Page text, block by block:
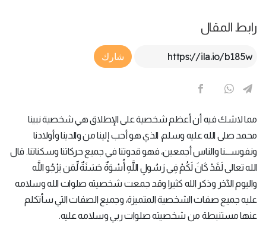
رابط المقال
Article Link
شارك
مما لاشك فيه أن أعظم شخصية على الإطلاق هي شخصية نبينا
محمد صلى الله عليه وسلم، الذي هو أحب إلينا من والدينا وأولادنا
ونفوســـنا والناس أجمعين، فهو قدوتنا في جميع حركاتنا وسكناتنا. قال
الله تعالى لَقَدْ كَانَ لَكُمْ فِي رَسُولِ اللَّهِ أُسْوَةٌ حَسَنَةٌ لِّمَن يَرْجُو اللَّه
واليوم الآخر وذكر الله كثيرا وقد جمعت شخصيته صلوات الله وسلامه
عليه جميع صفات الشخصية المتميزة، وجميع الصفات التي سأتكلم
عنها مستنبطة من شخصيته صلوات ربي وسلامه عليه.